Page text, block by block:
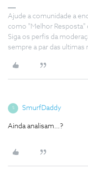
Ajude a comunidade a
como "Melhor Resposta"
Siga os perfis da
sempre a par das ultimas
S SmurfDaddy
Ainda analisam…?